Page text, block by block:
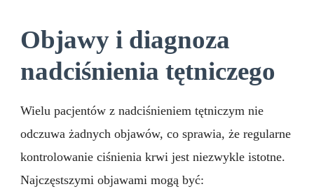
Objawy i diagnoza
nadciśnienia tętniczego
Wielu pacjentów z nadciśnieniem tętniczym nie
odczuwa żadnych objawów, co sprawia, że regularne
kontrolowanie ciśnienia krwi jest niezwykle istotne.
Najczęstszymi objawami mogą być: